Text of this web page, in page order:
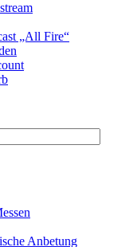
„All Fire“
Anbetung